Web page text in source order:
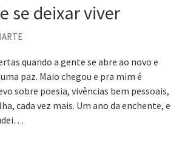
se deixar viver
quando a gente se abre ao novo e
paz. Maio chegou e pra mim é
sobre poesia, vivências bem pessoais,
cada vez mais. Um ano da enchente, e